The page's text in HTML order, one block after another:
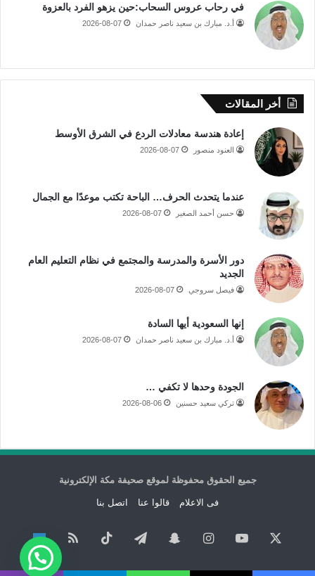
في رحاب عروس السحاب:حين يزهو الفرد بالعزوة
أ.د. مبارك بن سعيد ناصر حمدان 2026-08-07
أخر المقالات
إعادة هندسة معادلات الردع في الشرق الأوسط
العنود منصور 2026-08-07
عندما يتحدث الحرف… الباحة تكتب موعدًا مع الجمال
حسن أحمد الصغير 2026-08-07
دور الأسرة والمدرسة والمجتمع في نظام التعليم العام
الجديد
فيصل سروجي 2026-08-07
إنها السعودية أيها السادة
أ.د. مبارك بن سعيد ناصر حمدان 2026-08-07
الجودة وحدها لا تكفي …
تركي سعيد حسنين 2026-08-06
جميع الحقوق محفوظة لموقع صحيفة مكة الإلكترونية
فى الاعلام قالوا عنا اتصل بنا
‫YouTubeانستقرامسناب
تشات
تيلقرام ‫TikTok ملخص
الموقع